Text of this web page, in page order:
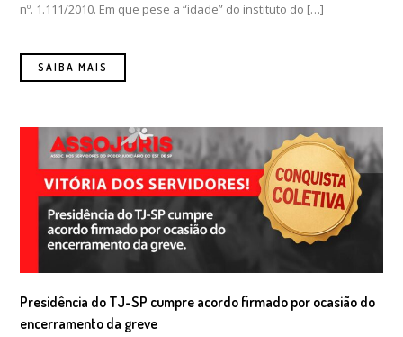
nº. 1.111/2010. Em que pese a “idade” do instituto do […]
SAIBA MAIS
Presidência do TJ-SP cumpre acordo firmado por ocasião do
encerramento da greve